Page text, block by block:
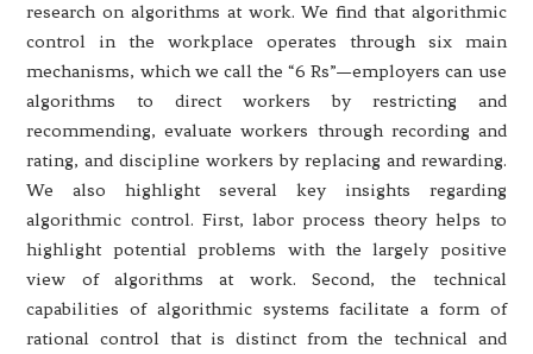
research on algorithms at work. We find that algorithmic
control in the workplace operates through six main
mechanisms, which we call the “6 Rs”—employers can use
algorithms to direct workers by restricting and
recommending, evaluate workers through recording and
rating, and discipline workers by replacing and rewarding.
We also highlight several key insights regarding
algorithmic control. First, labor process theory helps to
highlight potential problems with the largely positive
view of algorithms at work. Second, the technical
capabilities of algorithmic systems facilitate a form of
rational control that is distinct from the technical and